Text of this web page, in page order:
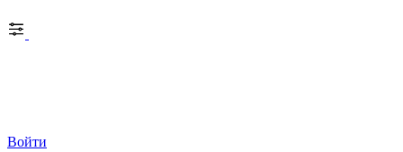
Войти